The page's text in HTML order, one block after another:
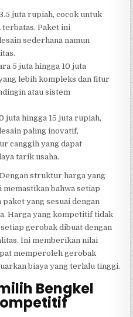
juta rupiah, cocok untuk
terbatas. Paket ini
sederhana namun
5 juta hingga 10 juta
lebih kompleks dan fitur
atau sistem
juta hingga 15 juta rupiah,
paling inovatif,
canggih yang dapat
tarik usaha.
Dengan struktur harga yang
bahwa setiap
yang sesuai dengan
Harga yang kompetitif tidak
gerobak dibuat dengan
Ini memberikan nilai
memperoleh gerobak
biaya yang terlalu tinggi.
Bengkel